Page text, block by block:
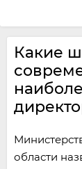
Какие
области